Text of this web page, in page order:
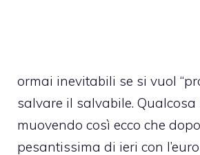
ormai inevitabili se si vuol
salvare il salvabile.
muovendo così ecco che
pesantissima di ieri con